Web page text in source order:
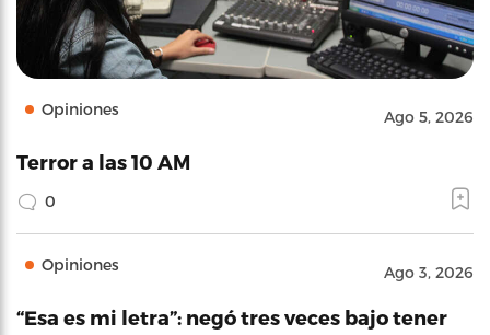
Opiniones Ago 5, 2026
Terror a las 10 AM
0
Opiniones Ago 3, 2026
“Esa es mi letra”: negó tres veces bajo tener